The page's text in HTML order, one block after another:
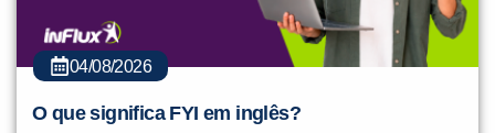
04/08/2026
O que significa FYI em inglês?